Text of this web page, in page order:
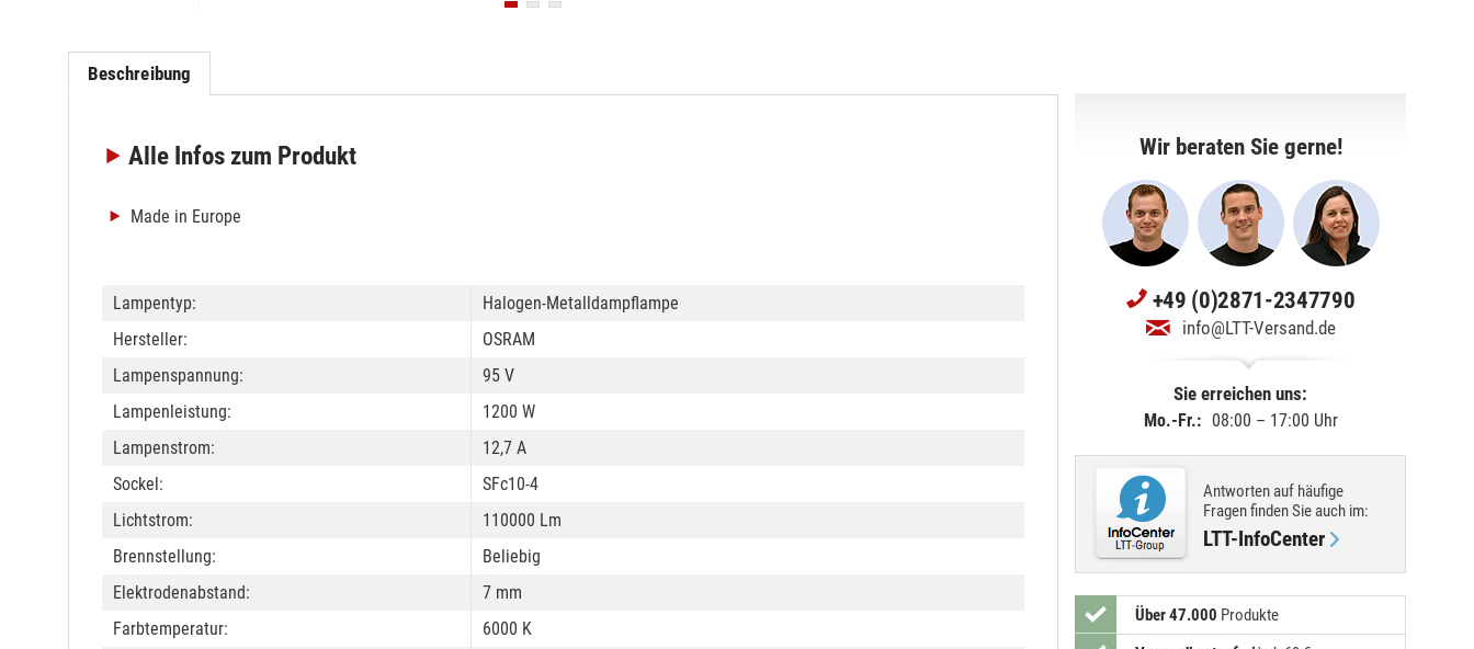
Beschreibung
Alle Infos zum Produkt
Made in Europe
Lampentyp:
Halogen-Metalldampflampe
Hersteller:
OSRAM
Lampenspannung:
95 V
Lampenleistung:
1200 W
Lampenstrom:
12,7 A
Sockel:
SFc10-4
Lichtstrom:
110000 Lm
Brennstellung:
Beliebig
Elektrodenabstand:
7 mm
Farbtemperatur:
6000 K
Wir beraten Sie gerne!
+49 (0)2871-2347790
info@LTT-Versand.de
Sie erreichen uns:
Mo.-Fr.: 08:00 – 17:00 Uhr
Antworten auf häufige
Fragen finden Sie auch im:
LTT-InfoCenter
Über 47.000 Produkte